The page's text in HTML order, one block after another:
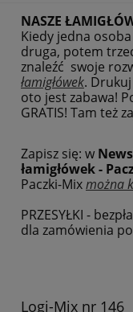
NASZE
Kiedy jedna
druga, potem
znaleźć swoje
łamigłówek.
oto jest zabawa!
GRATIS! Tam też
Zapisz się: w
łamigłówek -
Paczki-Mixmożna
PRZESYŁKI -
dla zamówienia
Logi-Mix nr 146